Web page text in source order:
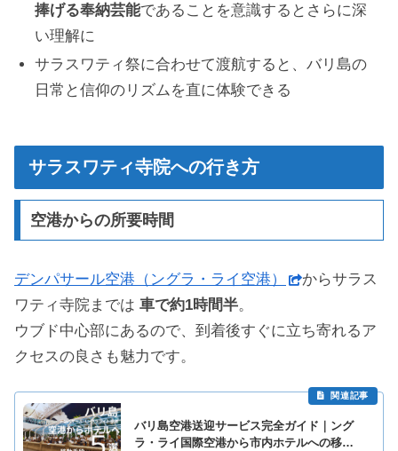
捧げる奉納芸能であることを意識するとさらに深
い理解に
サラスワティ祭に合わせて渡航すると、バリ島の
日常と信仰のリズムを直に体験できる
サラスワティ寺院への行き方
空港からの所要時間
デンパサール空港（ングラ・ライ空港）
からサラス
ワティ寺院までは 車で約1時間半。
ウブド中心部にあるので、到着後すぐに立ち寄れるア
クセスの良さも魅力です。
バリ島空港送迎サービス完全ガイド｜ング
ラ・ライ国際空港から市内ホテルへの移動